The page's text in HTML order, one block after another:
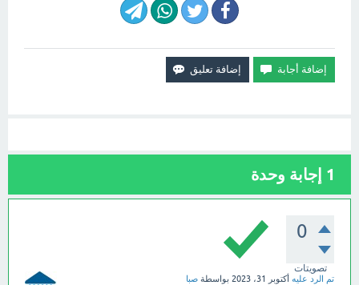
1 إجابة وحدة
0
تصويتات
تم الرد عليه أكتوبر 31، 2023 بواسطة صبا